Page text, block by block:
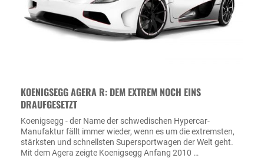
KOENIGSEGG AGERA R: DEM EXTREM NOCH EINS
DRAUFGESETZT
Koenigsegg - der Name der schwedischen Hypercar-
Manufaktur fällt immer wieder, wenn es um die extremsten,
stärksten und schnellsten Supersportwagen der Welt geht.
Mit dem Agera zeigte Koenigsegg Anfang 2010 …